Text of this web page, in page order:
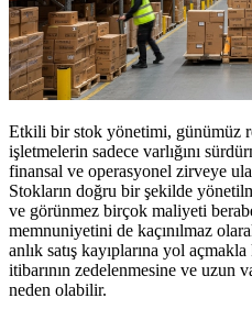
Etkili bir stok yönetimi, günümüz
işletmelerin sadece varlığını
finansal ve operasyonel zirveye
Stokların doğru bir şekilde
ve görünmez birçok maliyeti
memnuniyetini de kaçınılmaz
anlık satış kayıplarına yol
itibarının zedelenmesine ve uzun
neden olabilir.